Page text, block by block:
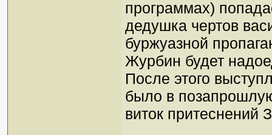
программах)
дедушка чертов
буржуазной
Журбин будет
После этого
было в
виток притеснений